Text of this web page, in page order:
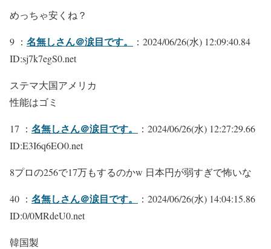
めっちゃ安くね？
9 ： 名無しさん＠涙目です。
：2024/06/26(水) 12:09:40.84
ID:sj7k7egS0.net
ステマ大国アメリカ
性能はゴミ
17 ： 名無しさん＠涙目です。
：2024/06/26(水) 12:27:29.66
ID:E3I6q6EO0.net
8プロの256で17万もするのかw 日本円が弱すぎで怖いな
40 ： 名無しさん＠涙目です。
：2024/06/26(水) 14:04:15.86
ID:0/0MRdeU0.net
韓国製